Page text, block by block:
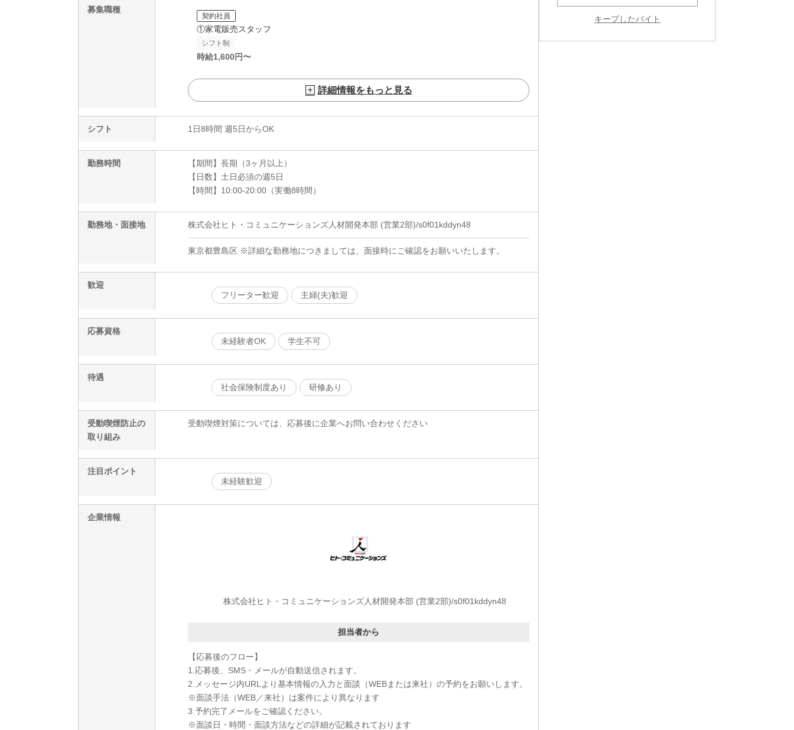
募集職種
契約社員
①家電販売スタッフ
シフト制
時給1,600円〜
詳細情報をもっと見る
シフト 1日8時間 週5日からOK
勤務時間
【期間】長期（3ヶ月以上）
【日数】土日必須の週5日
【時間】10:00-20:00（実働8時間）
勤務地・面接地 株式会社ヒト・コミュニケーションズ人材開発本部 (営業2部)/s0f01kddyn48
東京都豊島区 ※詳細な勤務地につきましては、面接時にご確認をお願いいたします。
歓迎
フリーター歓迎
主婦(夫)歓迎
応募資格
未経験者OK
学生不可
待遇
社会保険制度あり
研修あり
受動喫煙防止の
取り組み
受動喫煙対策については、応募後に企業へお問い合わせください
注目ポイント
未経験歓迎
企業情報
株式会社ヒト・コミュニケーションズ人材開発本部 (営業2部)/s0f01kddyn48
担当者から
【応募後のフロー】
1.応募後、SMS・メールが自動送信されます。
2.メッセージ内URLより基本情報の入力と面談（WEBまたは来社）の予約をお願いします。
※面談手法（WEB／来社）は案件により異なります
3.予約完了メールをご確認ください。
※面談日・時間・面談方法などの詳細が記載されております
キープしたバイト